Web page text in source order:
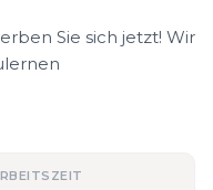
Sie sich jetzt! Wir